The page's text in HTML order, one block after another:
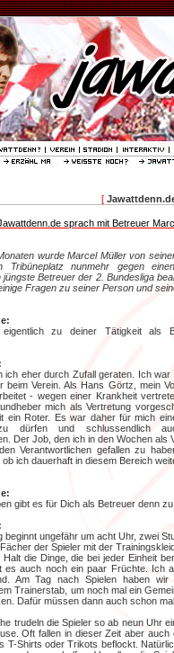
[
sprach mit Betreuer
wurde Marcel Müller von
Tribüneplatz nunmehr gegen
jüngste Betreuer der 2. Bundesliga
Fragen zu seiner Person und
zu deiner Tätigkeit als
ich eher durch Zufall geraten. Ich
beim Verein. Als Hans Görtz, mein
- wegen einer Krankheit
mich als Vertretung
ein Roter. Es war daher für mich
dürfen und schlussendlich
Der Job, den ich in den Wochen als
Verantwortlichen gefallen zu
ich dauerhaft in diesem Bereich
gibt es für Dich als Betreuer denn
beginnt ungefähr um acht Uhr, zwei
der Spieler mit der
Halt die Dinge, die bei jeder Einheit
es auch noch ein paar Früchte. Ich
Am Tag nach Spielen haben
Trainerstab, um noch mal ein
Dafür müssen dann auch schon
trudeln die Spieler so ab neun Uhr
Oft fallen in dieser Zeit aber
T-Shirts oder Trikots beflockt.